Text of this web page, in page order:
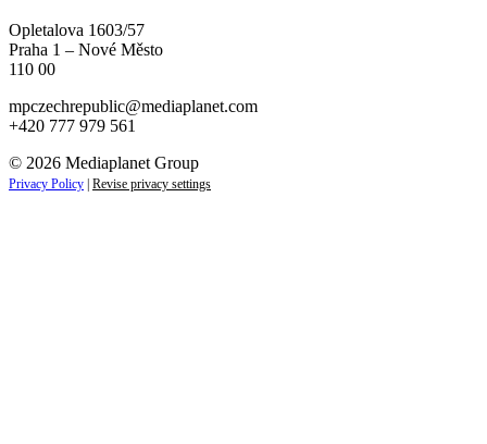
Opletalova 1603/57
Praha 1 – Nové Město
110 00
mpczechrepublic@mediaplanet.com
+420 777 979 561
© 2026 Mediaplanet Group
Privacy Policy Revise privacy settings